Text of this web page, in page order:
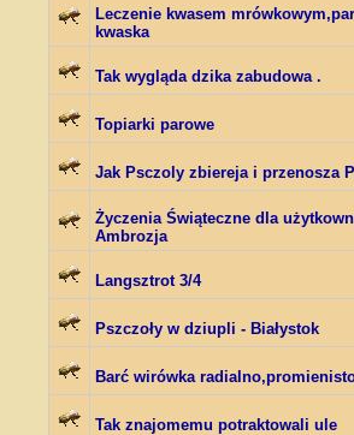
Leczenie kwasem
kwaska
Tak wygląda dzika zabudowa .
Topiarki parowe
Jak Psczoly zbiereja i przenosza
Życzenia Świąteczne dla
Ambrozja
Langsztrot 3/4
Pszczoły w dziupli - Białystok
Barć wirówka
Tak znajomemu potraktowali ule